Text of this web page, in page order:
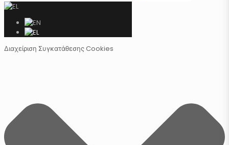
Διαχείριση Συγκατάθεσης Cookies